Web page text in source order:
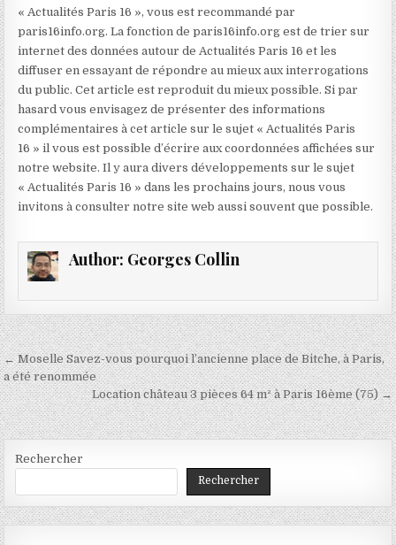
« Actualités Paris 16 », vous est recommandé par
paris16info.org. La fonction de paris16info.org est de trier sur
internet des données autour de Actualités Paris 16 et les
diffuser en essayant de répondre au mieux aux interrogations
du public. Cet article est reproduit du mieux possible. Si par
hasard vous envisagez de présenter des informations
complémentaires à cet article sur le sujet « Actualités Paris
16 » il vous est possible d’écrire aux coordonnées affichées sur
notre website. Il y aura divers développements sur le sujet
« Actualités Paris 16 » dans les prochains jours, nous vous
invitons à consulter notre site web aussi souvent que possible.
Author: Georges Collin
Navigation
de
l’article
← Moselle Savez-vous pourquoi l’ancienne place de Bitche, à Paris,
a été renommée
Location château 3 pièces 64 m² à Paris 16ème (75) →
Rechercher
Rechercher